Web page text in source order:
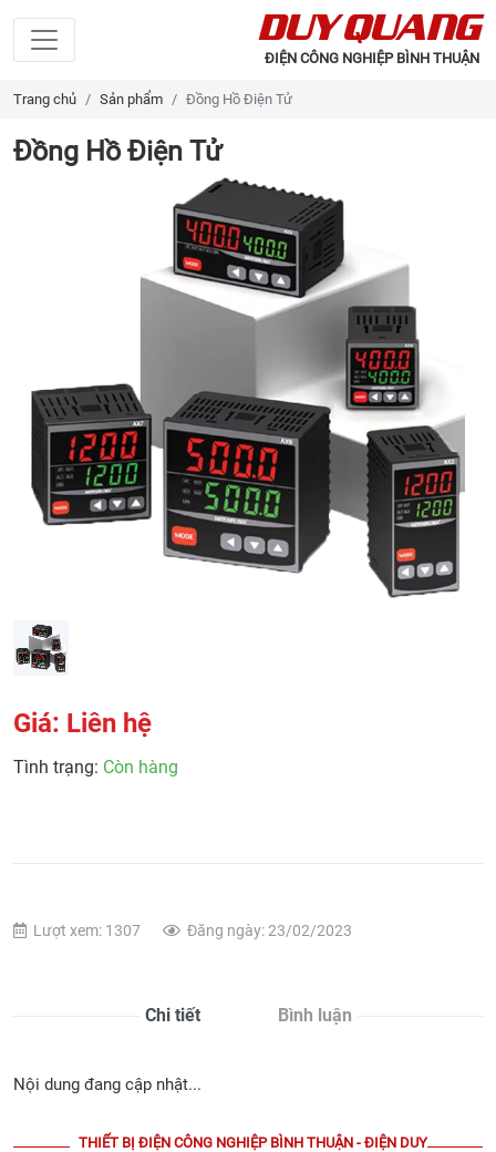
DUY QUANG
ĐIỆN CÔNG NGHIỆP BÌNH THUẬN
Trang chủ Sản phẩm Đồng Hồ Điện Tử
Đồng Hồ Điện Tử
Giá: Liên hệ
Tình trạng: Còn hàng
Lượt xem: 1307 Đăng ngày: 23/02/2023
Chi tiết Bình luận
Nội dung đang cập nhật...
THIẾT BỊ ĐIỆN CÔNG NGHIỆP BÌNH THUẬN - ĐIỆN DUY